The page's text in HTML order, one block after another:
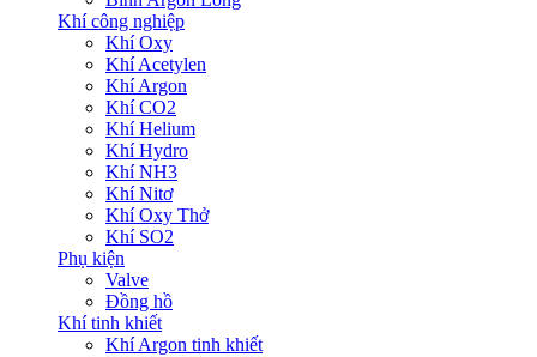
Khí công nghiệp
Khí Oxy
Khí Acetylen
Khí Argon
Khí CO2
Khí Helium
Khí Hydro
Khí NH3
Khí Nitơ
Khí Oxy Thở
Khí SO2
Phụ kiện
Valve
Đồng hồ
Khí tinh khiết
Khí Argon tinh khiết